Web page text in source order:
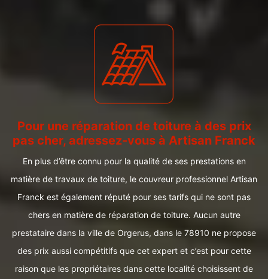
Pour une réparation de toiture à des prix
pas cher, adressez-vous à Artisan Franck
En plus d’être connu pour la qualité de ses prestations en
matière de travaux de toiture, le couvreur professionnel Artisan
Franck est également réputé pour ses tarifs qui ne sont pas
chers en matière de réparation de toiture. Aucun autre
prestataire dans la ville de Orgerus, dans le 78910 ne propose
des prix aussi compétitifs que cet expert et c’est pour cette
raison que les propriétaires dans cette localité choisissent de